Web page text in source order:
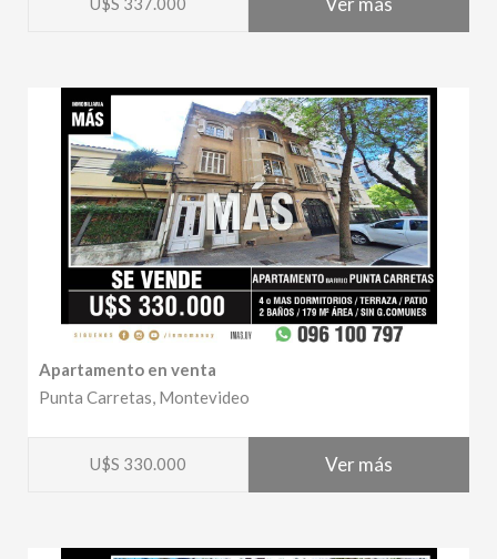
Apartamento en venta
Punta Carretas, Montevideo
U$S 330.000 Ver más